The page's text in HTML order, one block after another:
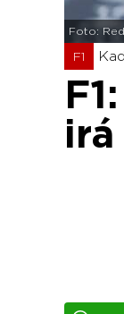
Foto:
F1
irá